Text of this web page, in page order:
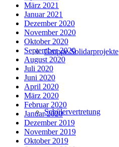
Gruppe Solidarprojekte
Schülervertretung
März 2021
Januar 2021
Dezember 2020
November 2020
Oktober 2020
September 2020
August 2020
Juli 2020
Juni 2020
April 2020
März 2020
Februar 2020
Januar 2020
Dezember 2019
November 2019
Oktober 2019